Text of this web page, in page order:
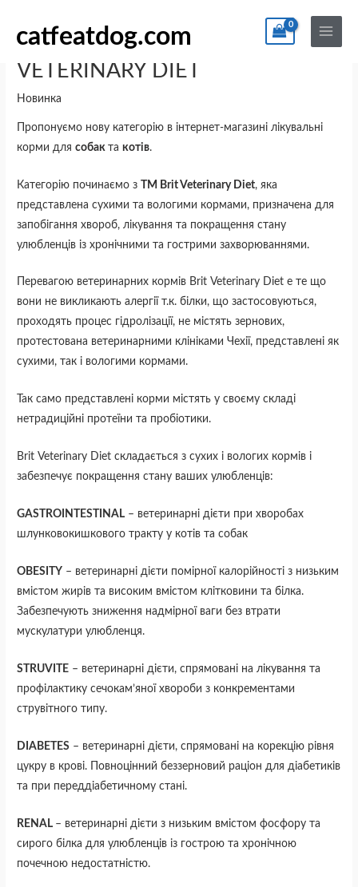
catfeatdog.com
Main
Menu
Ветеринарні корма BRIT
VETERINARY DIET
Новинка
Пропонуємо нову категорію в інтернет-магазині лікувальні
корми длясобактакотів.
Категорію починаємо зТМ Brit Veterinary Diet, яка
представлена сухими та вологими кормами, призначена для
запобігання хвороб, лікування та покращення стану
улюбленців із хронічними та гострими захворюваннями.
Перевагою ветеринарних кормів Brit Veterinary Diet е те що
вони не викликають алергії т.к. білки, що застосовуються,
проходять процес гідролізації, не містять зернових,
протестована ветеринарними клініками Чехії, представлені як
сухими, так і вологими кормами.
Так само представлені корми містять у своєму складі
нетрадиційні протеїни та пробіотики.
Brit Veterinary Diet складається з сухих і вологих кормів і
забезпечує покращення стану ваших улюбленців:
GASTROINTESTINAL – ветеринарні дієти при хворобах
шлунковокишкового тракту у котів та собак
OBESITY – ветеринарні дієти помірної калорійності з низьким
вмістом жирів та високим вмістом клітковини та білка.
Забезпечують зниження надмірної ваги без втрати
мускулатури улюбленця.
STRUVITE – ветеринарні дієти, спрямовані на лікування та
профілактику сечокам’яної хвороби з конкрементами
струвітного типу.
DIABETES – ветеринарні дієти, спрямовані на корекцію рівня
цукру в крові. Повноцінний беззерновий раціон для діабетиків
та при переддіабетичному стані.
RENAL – ветеринарні дієти з низьким вмістом фосфору та
сирого білка для улюбленців із гострою та хронічною
почечною недостатністю.